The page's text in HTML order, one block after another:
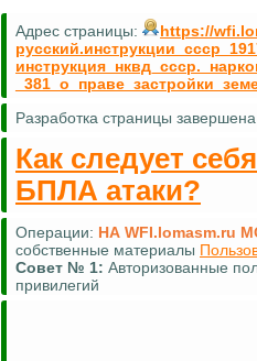
Адрес страницы:
https://
Разработка страницы
Как следует
БПЛА атаки?
Операции: НА WFI.lomasm.ru
собственные материалы
Совет № 1: Авторизованные
привилегий